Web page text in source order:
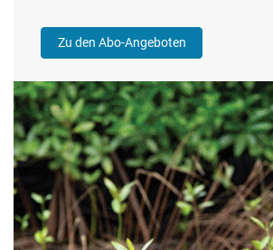
Zu den Abo-Angeboten